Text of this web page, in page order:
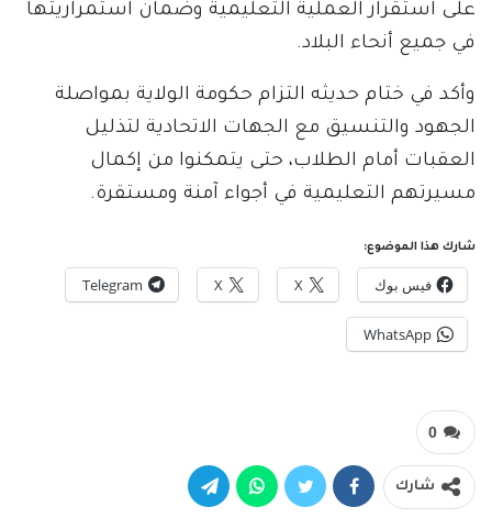
على استقرار العملية التعليمية وضمان استمراريتها
في جميع أنحاء البلاد.
وأكد في ختام حديثه التزام حكومة الولاية بمواصلة
الجهود والتنسيق مع الجهات الاتحادية لتذليل
العقبات أمام الطلاب، حتى يتمكنوا من إكمال
مسيرتهم التعليمية في أجواء آمنة ومستقرة.
شارك هذا الموضوع:
فيس بوك X
X
Telegram
WhatsApp
0
شارك